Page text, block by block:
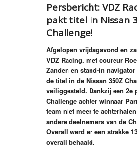
Persbericht: VDZ
pakt titel in Nissan
Challenge!
Afgelopen vrijdagavond en
VDZ Racing, met coureur
Zanden en stand-in
de titel in de Nissan 350Z
veiliggesteld. Dankzij een 2e
Challenge achter winnaar
team niet meer te
andere deelnemers van de
Overall werd er een strakke
overall behaald.